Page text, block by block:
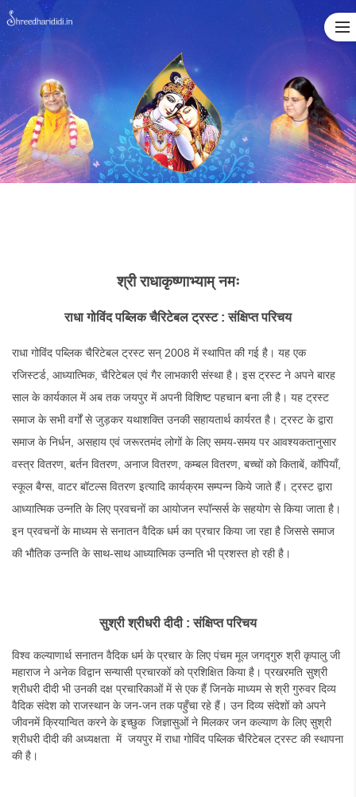
Skip
to
content
श्री राधाकृष्णाभ्याम् नमः
राधा गोविंद पब्लिक चैरिटेबल ट्रस्ट:संक्षिप्त परिचय
राधा गोविंद पब्लिक चैरिटेबल ट्रस्ट सन् 2008 में स्थापित की गई है। यह एक
रजिस्टर्ड, आध्यात्मिक, चैरिटेबल एवं गैर लाभकारी संस्था है। इस ट्रस्ट ने अपने बारह
साल के कार्यकाल में अब तक जयपुर में अपनी विशिष्ट पहचान बना ली है। यह ट्रस्ट
समाज के सभी वर्गों से जुड़कर यथाशक्ति उनकी सहायतार्थ कार्यरत है। ट्रस्ट के द्वारा
समाज के निर्धन, असहाय एवं जरूरतमंद लोगों के लिए समय-समय पर आवश्यकतानुसार
वस्त्र वितरण, बर्तन वितरण, अनाज वितरण, कम्बल वितरण, बच्चों को किताबें, कॉपियाँ,
स्कूल बैग्स, वाटर बॉटल्स वितरण इत्यादि कार्यक्रम सम्पन्न किये जाते हैं। ट्रस्ट द्वारा
आध्यात्मिक उन्नति के लिए प्रवचनों का आयोजन स्पॉन्सर्स के सहयोग से किया जाता है।
इन प्रवचनों के माध्यम से सनातन वैदिक धर्म का प्रचार किया जा रहा है जिससे समाज
की भौतिक उन्नति के साथ-साथ आध्यात्मिक उन्नति भी प्रशस्त हो रही है।
सुश्री श्रीधरी दीदी:संक्षिप्त परिचय
विश्व कल्याणार्थ सनातन वैदिक धर्म के प्रचार के लिए पंचम मूल जगद्गुरु श्री कृपालु जी
महाराज ने अनेक विद्वान सन्यासी प्रचारकों को प्रशिक्षित किया है। प्रखरमति सुश्री
श्रीधरी दीदी भी उनकी दक्ष प्रचारिकाओं में से एक हैं जिनके माध्यम से श्री गुरुवर दिव्य
वैदिक संदेश को राजस्थान के जन-जन तक पहुँचा रहे हैं। उन दिव्य संदेशों को अपने
जीवनमें क्रियान्वित करने के इच्छुक जिज्ञासुओं ने मिलकर जन कल्याण के लिए सुश्री
श्रीधरी दीदी की अध्यक्षता में जयपुर में राधा गोविंद पब्लिक चैरिटेबल ट्रस्ट की स्थापना
की है।